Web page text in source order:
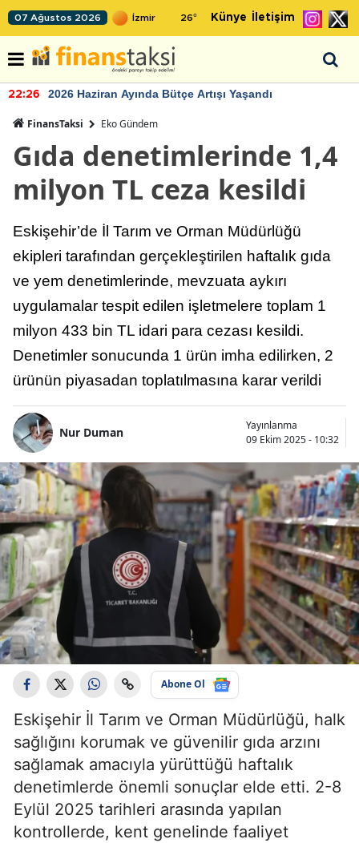
07 Ağustos 2026 26° Künye İletişim
22:26 2026 Haziran Ayında Bütçe Artışı Yaşandı
FinansTaksi Eko Gündem
Gıda denetimlerinde 1,4
milyon TL ceza kesildi
Eskişehir’de İl Tarım ve Orman Müdürlüğü
ekipleri tarafından gerçekleştirilen haftalık gıda
ve yem denetimlerinde, mevzuata aykırı
uygulamalar tespit edilen işletmelere toplam 1
milyon 433 bin TL idari para cezası kesildi.
Denetimler sonucunda 1 ürün imha edilirken, 2
ürünün piyasadan toplatılmasına karar verildi
Nur Duman
Yayınlanma
09 Ekim 2025 - 10:32
Abone Ol
Eskişehir İl Tarım ve Orman Müdürlüğü, halk
sağlığını korumak ve güvenilir gıda arzını
sağlamak amacıyla yürüttüğü haftalık
denetimlerde önemli sonuçlar elde etti. 2-8
Eylül 2025 tarihleri arasında yapılan
kontrollerde, kent genelinde faaliyet